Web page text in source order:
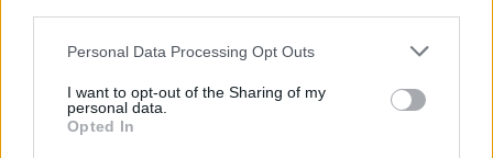
Personal Data Processing Opt Outs
I want to opt-out of the Sharing of my
personal data.
Opted In
Zelenskis: balistinių
raketų perėmėjai galėjo
Kas gali priversti Donaldą
Trumpą smogti Rusijai:
netikėtą scenarijų(3)